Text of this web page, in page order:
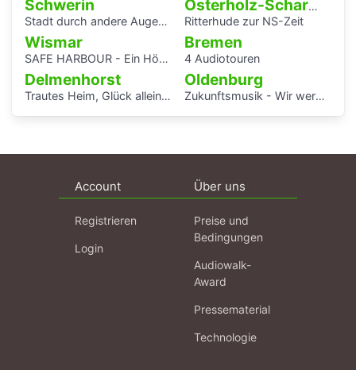
Schwerin
Stadt durch andere Augen - Schwerin Dreesch
Osterholz-Scharmbeck
Ritterhude zur NS-Zeit
Wismar
SAFE HARBOUR - Ein Hörspaziergang über Migrationsgeschichte
Bremen
4 Audiotouren
Delmenhorst
Trautes Heim, Glück allein - interaktiver Audiowalk zum Einfamilienhaus von Katrin Bretschneider &Company
Oldenburg
Zukunftsmusik - Wir werden uns erinnert haben.
Account
Registrieren
Login
Über uns
Preise und
Bedingungen
Audiowalk-
Award
Pressematerial
Technologie